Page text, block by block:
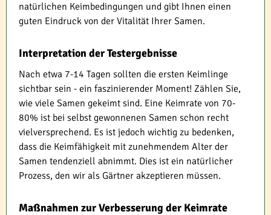
natürlichen Keimbedingungen und gibt Ihnen einen
guten Eindruck von der Vitalität Ihrer Samen.
Interpretation der Testergebnisse
Nach etwa 7-14 Tagen sollten die ersten Keimlinge
sichtbar sein - ein faszinierender Moment! Zählen Sie,
wie viele Samen gekeimt sind. Eine Keimrate von 70-
80% ist bei selbst gewonnenen Samen schon recht
vielversprechend. Es ist jedoch wichtig zu bedenken,
dass die Keimfähigkeit mit zunehmendem Alter der
Samen tendenziell abnimmt. Dies ist ein natürlicher
Prozess, den wir als Gärtner akzeptieren müssen.
Maßnahmen zur Verbesserung der Keimrate